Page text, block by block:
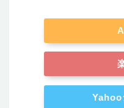
Yahoo